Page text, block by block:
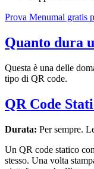
Prova Menumal gratis
Quanto dura
Questa è una delle
tipo di QR code.
QR Code
Durata: Per sempre.
Un QR code statico
stesso. Una volta